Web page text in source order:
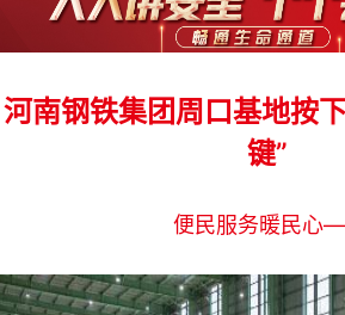
河南钢铁集团周口基地按
键”
便民服务暖民心